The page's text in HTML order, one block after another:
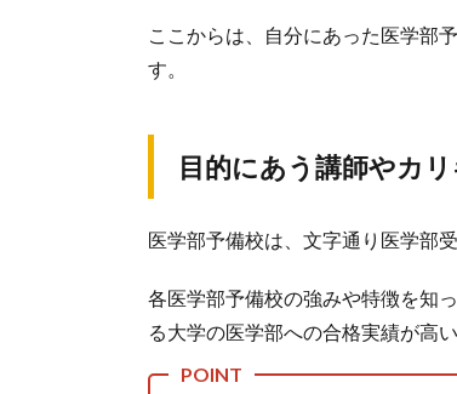
ここからは、自分にあった医学部
す。
目的にあう講師やカ
医学部予備校は、文字通り医学部
各医学部予備校の強みや特徴を知
る大学の医学部への合格実績が高